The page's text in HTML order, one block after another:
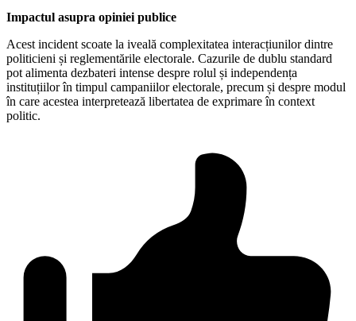
Impactul asupra opiniei publice
Acest incident scoate la iveală complexitatea interacțiunilor dintre
politicieni și reglementările electorale. Cazurile de dublu standard
pot alimenta dezbateri intense despre rolul și independența
instituțiilor în timpul campaniilor electorale, precum și despre modul
în care acestea interpretează libertatea de exprimare în context
politic.